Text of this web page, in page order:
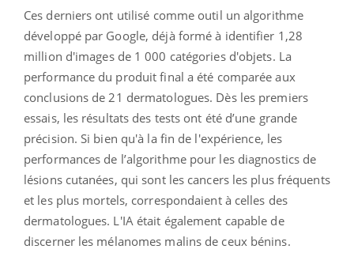
Ces derniers ont utilisé comme outil un algorithme
développé par Google, déjà formé à identifier 1,28
million d'images de 1 000 catégories d'objets. La
performance du produit final a été comparée aux
conclusions de 21 dermatologues. Dès les premiers
essais, les résultats des tests ont été d’une grande
précision. Si bien qu'à la fin de l'expérience, les
performances de l’algorithme pour les diagnostics de
lésions cutanées, qui sont les cancers les plus fréquents
et les plus mortels, correspondaient à celles des
dermatologues. L'IA était également capable de
discerner les mélanomes malins de ceux bénins.